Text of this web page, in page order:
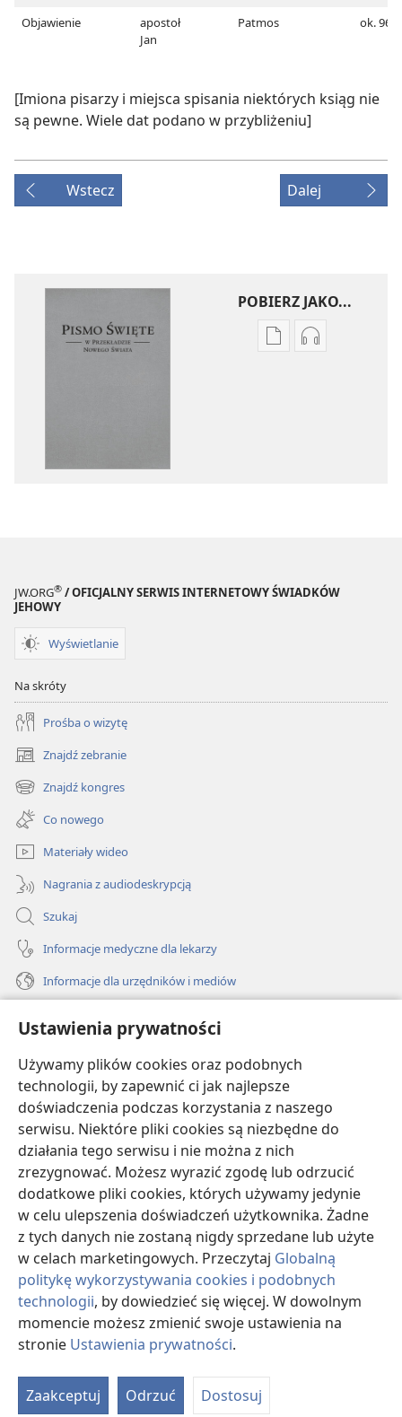
Ustawienia prywatności
Używamy plików cookies oraz podobnych
technologii, by zapewnić ci jak najlepsze
doświadczenia podczas korzystania z naszego
serwisu. Niektóre pliki cookies są niezbędne do
działania tego serwisu i nie można z nich
zrezygnować. Możesz wyrazić zgodę lub odrzucić
dodatkowe pliki cookies, których używamy jedynie
w celu ulepszenia doświadczeń użytkownika. Żadne
z tych danych nie zostaną nigdy sprzedane lub użyte
w celach marketingowych. Przeczytaj Globalną
politykę wykorzystywania cookies i podobnych
technologii, by dowiedzieć się więcej. W dowolnym
momencie możesz zmienić swoje ustawienia na
stronie Ustawienia prywatności.
Zaakceptuj Odrzuć Dostosuj
Objawienie
apostoł
Jan
Patmos ok. 96
[Imiona pisarzy i miejsca spisania niektórych ksiąg nie
są pewne. Wiele dat podano w przybliżeniu]
Wstecz Dalej
POBIERZ JAKO...
Ustawienia
2018)
Ustawienia
2018)
JW.ORG® / OFICJALNY SERWIS INTERNETOWY ŚWIADKÓW
JEHOWY
Wyświetlanie
Na skróty
Prośba o wizytę
Znajdź zebranie
(opens
new
window)
Znajdź kongres
(opens
new
window)
Co nowego
Materiały wideo
Nagrania z audiodeskrypcją
Szukaj
Informacje medyczne dla lekarzy
Informacje dla urzędników i mediów
Darowizny
(opens
new
window)BIBLIOTEKA INTERNETOWA Strażnicy
(opens
new
window)JW Hub
(opens
new
window)JW Library
Watchtower Library
Copyright© 2026 Watch Tower Bible and Tract Society of Pennsylvania.
WARUNKI UŻYTKOWANIA| POLITYKA PRYWATNOŚCI
PRYWATNOŚCI